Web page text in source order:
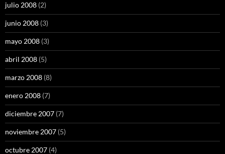
julio 2008 (2)
junio 2008 (3)
mayo 2008 (3)
abril 2008 (5)
marzo 2008 (8)
enero 2008 (7)
diciembre 2007 (7)
noviembre 2007 (5)
octubre 2007 (4)